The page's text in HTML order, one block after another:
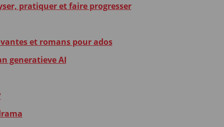
pratiquer et faire progresser
et romans pour ados
generatieve AI